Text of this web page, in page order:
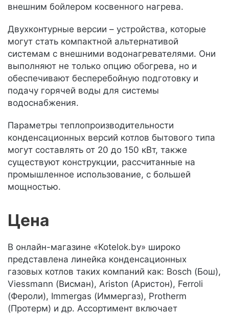
внешним бойлером косвенного нагрева.
Двухконтурные версии – устройства, которые
могут стать компактной альтернативой
системам с внешними водонагревателями. Они
выполняют не только опцию обогрева, но и
обеспечивают бесперебойную подготовку и
подачу горячей воды для системы
водоснабжения.
Параметры теплопроизводительности
конденсационных версий котлов бытового типа
могут составлять от 20 до 150 кВт, также
существуют конструкции, рассчитанные на
промышленное использование, с большей
мощностью.
Цена
В онлайн-магазине «Kotelok.by» широко
представлена линейка конденсационных
газовых котлов таких компаний как: Bosch (Бош),
Viessmann (Висман), Ariston (Аристон), Ferroli
(Фероли), Immergas (Иммергаз), Protherm
(Протерм) и др. Ассортимент включает